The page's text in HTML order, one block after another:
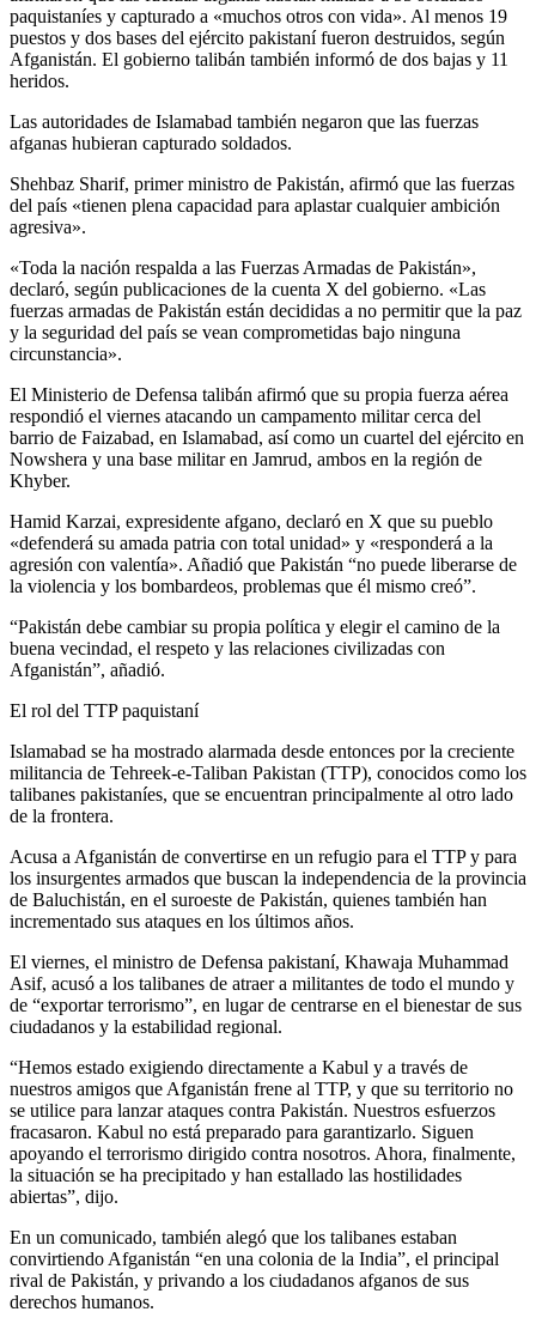
paquistaníes y capturado a «muchos otros con vida». Al menos 19
puestos y dos bases del ejército pakistaní fueron destruidos, según
Afganistán. El gobierno talibán también informó de dos bajas y 11
heridos.
Las autoridades de Islamabad también negaron que las fuerzas
afganas hubieran capturado soldados.
Shehbaz Sharif, primer ministro de Pakistán, afirmó que las fuerzas
del país «tienen plena capacidad para aplastar cualquier ambición
agresiva».
«Toda la nación respalda a las Fuerzas Armadas de Pakistán»,
declaró, según publicaciones de la cuenta X del gobierno. «Las
fuerzas armadas de Pakistán están decididas a no permitir que la paz
y la seguridad del país se vean comprometidas bajo ninguna
circunstancia».
El Ministerio de Defensa talibán afirmó que su propia fuerza aérea
respondió el viernes atacando un campamento militar cerca del
barrio de Faizabad, en Islamabad, así como un cuartel del ejército en
Nowshera y una base militar en Jamrud, ambos en la región de
Khyber.
Hamid Karzai, expresidente afgano, declaró en X que su pueblo
«defenderá su amada patria con total unidad» y «responderá a la
agresión con valentía». Añadió que Pakistán “no puede liberarse de
la violencia y los bombardeos, problemas que él mismo creó”.
“Pakistán debe cambiar su propia política y elegir el camino de la
buena vecindad, el respeto y las relaciones civilizadas con
Afganistán”, añadió.
El rol del TTP paquistaní
Islamabad se ha mostrado alarmada desde entonces por la creciente
militancia de Tehreek-e-Taliban Pakistan (TTP), conocidos como los
talibanes pakistaníes, que se encuentran principalmente al otro lado
de la frontera.
Acusa a Afganistán de convertirse en un refugio para el TTP y para
los insurgentes armados que buscan la independencia de la provincia
de Baluchistán, en el suroeste de Pakistán, quienes también han
incrementado sus ataques en los últimos años.
El viernes, el ministro de Defensa pakistaní, Khawaja Muhammad
Asif, acusó a los talibanes de atraer a militantes de todo el mundo y
de “exportar terrorismo”, en lugar de centrarse en el bienestar de sus
ciudadanos y la estabilidad regional.
“Hemos estado exigiendo directamente a Kabul y a través de
nuestros amigos que Afganistán frene al TTP, y que su territorio no
se utilice para lanzar ataques contra Pakistán. Nuestros esfuerzos
fracasaron. Kabul no está preparado para garantizarlo. Siguen
apoyando el terrorismo dirigido contra nosotros. Ahora, finalmente,
la situación se ha precipitado y han estallado las hostilidades
abiertas”, dijo.
En un comunicado, también alegó que los talibanes estaban
convirtiendo Afganistán “en una colonia de la India”, el principal
rival de Pakistán, y privando a los ciudadanos afganos de sus
derechos humanos.